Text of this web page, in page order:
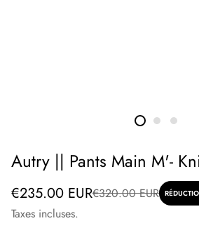
Autry || Pants Main M'-
Prix
de
vente
€235.00 EUR
Prix
régulier
€320.00 EUR
Taxes incluses.